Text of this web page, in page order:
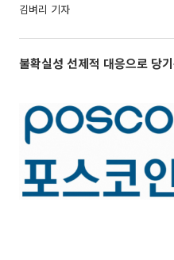
김벼리 기자
불확실성 선제적 대응으로 당